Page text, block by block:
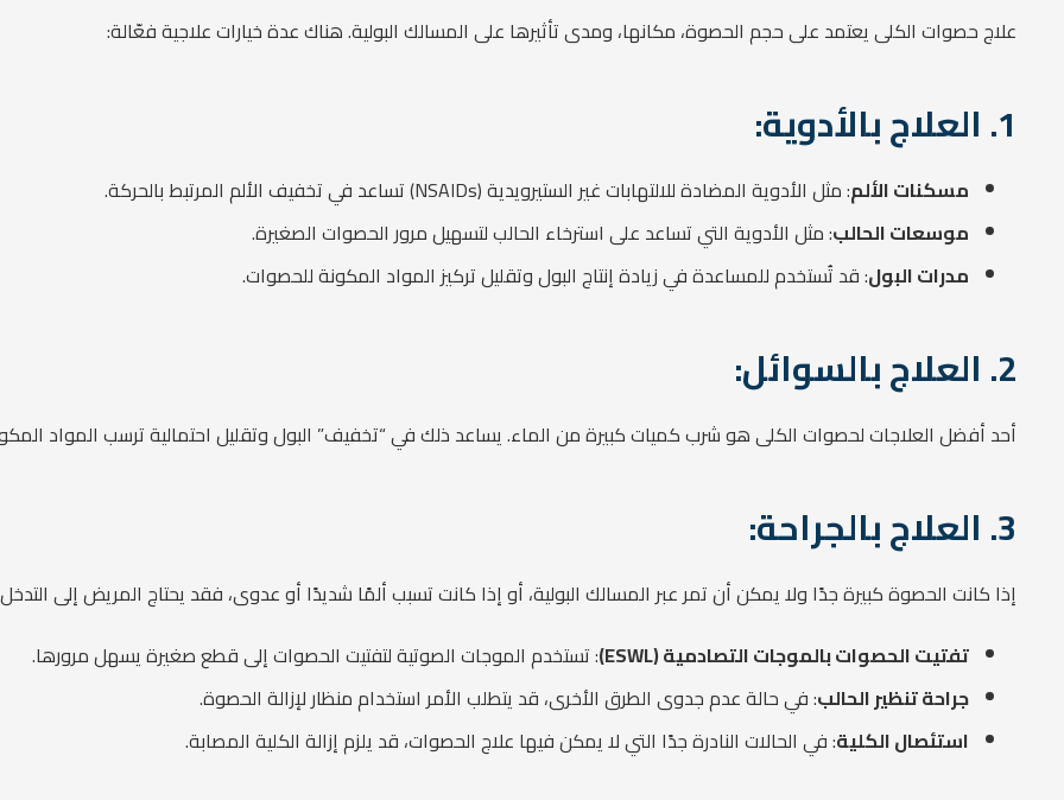
علاج حصوات الكلى يعتمد على حجم الحصوة، مكانها، ومدى تأثيرها على المسالك البولية. هناك عدة خيارات علاجية فعّالة:
1. العلاج بالأدوية:
مسكنات الألم: مثل الأدوية المضادة للالتهابات غير الستيرويدية (NSAIDs) تساعد في تخفيف الألم المرتبط بالحركة.
موسعات الحالب: مثل الأدوية التي تساعد على استرخاء الحالب لتسهيل مرور الحصوات الصغيرة.
مدرات البول: قد تُستخدم للمساعدة في زيادة إنتاج البول وتقليل تركيز المواد المكونة للحصوات.
2. العلاج بالسوائل:
أحد أفضل العلاجات لحصوات الكلى هو شرب كميات كبيرة من الماء. يساعد ذلك في “تخفيف” البول وتقليل احتمالية ترسب المواد
3. العلاج بالجراحة:
إذا كانت الحصوة كبيرة جدًا ولا يمكن أن تمر عبر المسالك البولية، أو إذا كانت تسبب ألمًا شديدًا أو عدوى، فقد يحتاج المريض إلى
تفتيت الحصوات بالموجات التصادمية (ESWL)
: تستخدم الموجات الصوتية لتفتيت الحصوات إلى قطع صغيرة يسهل مرورها.
جراحة تنظير الحالب: في حالة عدم جدوى الطرق الأخرى، قد يتطلب الأمر استخدام منظار لإزالة الحصوة.
استئصال الكلية: في الحالات النادرة جدًا التي لا يمكن فيها علاج الحصوات، قد يلزم إزالة الكلية المصابة.